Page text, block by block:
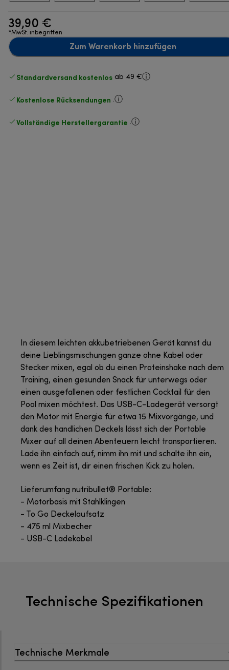
39,90 €
*MwSt. inbegriffen
Zum Warenkorb hinzufügen
Standardversand kostenlos ab 49 €
Kostenlose Rücksendungen .
Vollständige Herstellergarantie .
In diesem leichten akkubetriebenen Gerät kannst du
deine Lieblingsmischungen ganze ohne Kabel oder
Stecker mixen, egal ob du einen Proteinshake nach dem
Training, einen gesunden Snack für unterwegs oder
einen ausgefallenen oder festlichen Cocktail für den
Pool mixen möchtest. Das USB-C-Ladegerät versorgt
den Motor mit Energie für etwa 15 Mixvorgänge, und
dank des handlichen Deckels lässt sich der Portable
Mixer auf all deinen Abenteuern leicht transportieren.
Lade ihn einfach auf, nimm ihn mit und schalte ihn ein,
wenn es Zeit ist, dir einen frischen Kick zu holen.
Lieferumfang nutribullet® Portable:
- Motorbasis mit Stahlklingen
- To Go Deckelaufsatz
- 475 ml Mixbecher
- USB-C Ladekabel
Technische Spezifikationen
Technische Merkmale